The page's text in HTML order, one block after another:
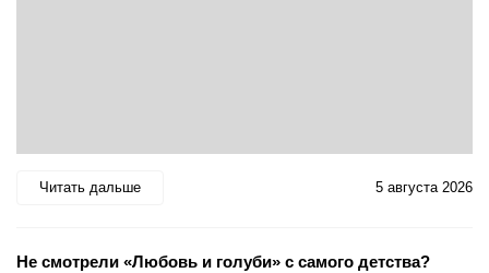
Читать дальше 5 августа 2026
Не смотрели «Любовь и голуби» с самого детства?